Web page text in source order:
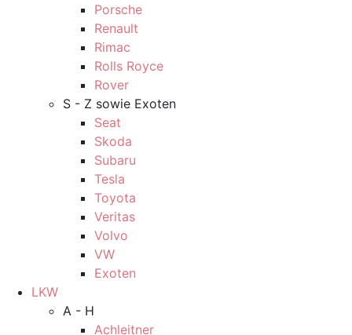
Porsche
Renault
Rimac
Rolls Royce
Rover
S - Z sowie Exoten
Seat
Skoda
Subaru
Tesla
Toyota
Veritas
Volvo
VW
Exoten
LKW
A - H
Achleitner